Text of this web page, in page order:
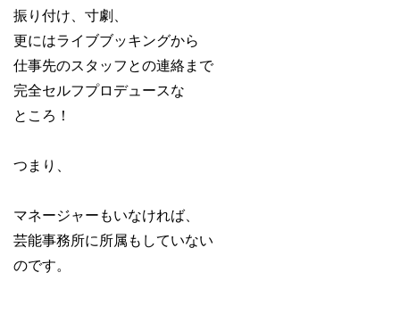
振り付け、寸劇、
更にはライブブッキングから
仕事先のスタッフとの連絡まで
完全セルフプロデュースな
ところ！
つまり、
マネージャーもいなければ、
芸能事務所に所属もしていない
のです。